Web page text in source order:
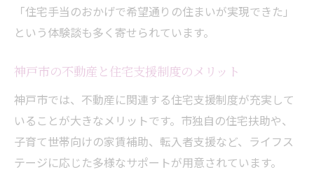
「住宅手当のおかげで希望通りの住まいが実現できた」
という体験談も多く寄せられています。
神戸市の不動産と住宅支援制度のメリット
神戸市では、不動産に関連する住宅支援制度が充実して
いることが大きなメリットです。市独自の住宅扶助や、
子育て世帯向けの家賃補助、転入者支援など、ライフス
テージに応じた多様なサポートが用意されています。